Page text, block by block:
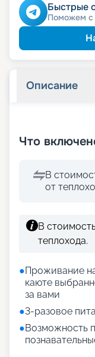
Быстрые
Поможем с
Описание
Что
В
от
В
теплохода.
●Проживание
каюте
за вами
●3-разовое
●Возможность